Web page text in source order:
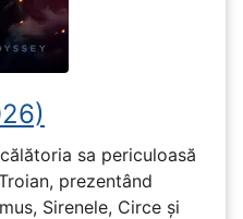
sa periculoasă
prezentând
Sirenele, Circe și